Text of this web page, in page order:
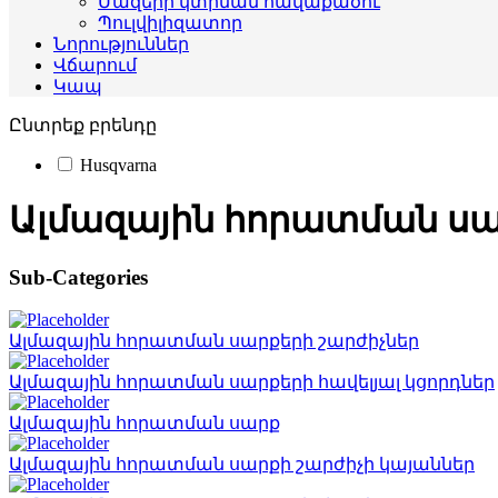
Պուլվիլիզատոր
Նորություններ
Վճարում
Կապ
Ընտրեք բրենդը
Husqvarna
Ալմազային հորատման
Sub-Categories
Ալմազային հորատման սարքերի շարժիչներ
Ալմազային հորատման սարքերի հավելյալ կցորդներ
Ալմազային հորատման սարք
Ալմազային հորատման սարքի շարժիչի կայաններ